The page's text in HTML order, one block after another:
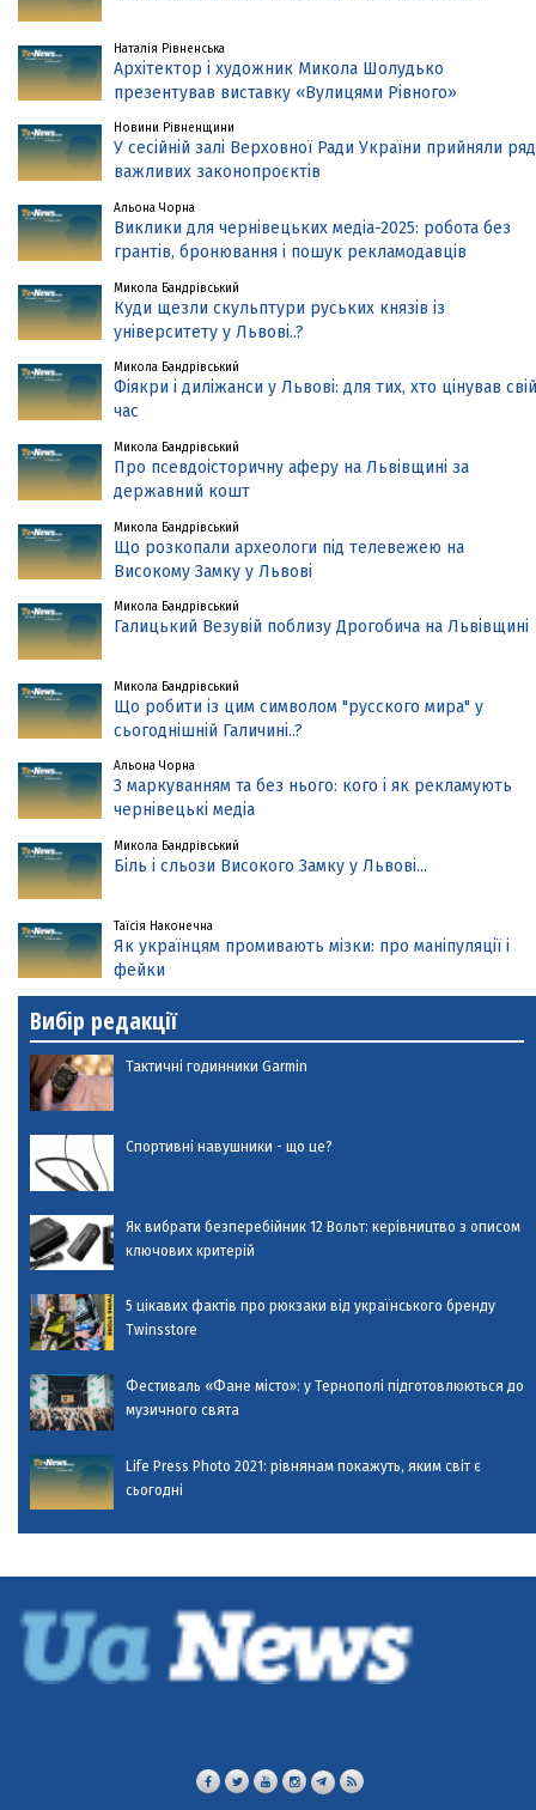
Наталія Рівненська
Архітектор і художник Микола Шолудько
презентував виставку «Вулицями Рівного»
Новини Рівненщини
У сесійній залі Верховної Ради України прийняли ряд
важливих законопроєктів
Альона Чорна
Виклики для чернівецьких медіа-2025: робота без
грантів, бронювання і пошук рекламодавців
Микола Бандрівський
Куди щезли скульптури руських князів із
університету у Львові..?
Микола Бандрівський
Фіякри і диліжанси у Львові: для тих, хто цінував свій
час
Микола Бандрівський
Про псевдоісторичну аферу на Львівщині за
державний кошт
Микола Бандрівський
Що розкопали археологи під телевежею на
Високому Замку у Львові
Микола Бандрівський
Галицький Везувій поблизу Дрогобича на Львівщині
Микола Бандрівський
Що робити із цим символом "русского мира" у
сьогоднішній Галичині..?
Альона Чорна
З маркуванням та без нього: кого і як рекламують
чернівецькі медіа
Микола Бандрівський
Біль і сльози Високого Замку у Львові...
Таїсія Наконечна
Як українцям промивають мізки: про маніпуляції і
фейки
Вибір редакції
Тактичні годинники Garmin
Спортивні навушники - що це?
Як вибрати безперебійник 12 Вольт: керівництво з описом
ключових критерій
5 цікавих фактів про рюкзаки від українського бренду
Twinsstore
Фестиваль «Фане місто»: у Тернополі підготовлюються до
музичного свята
Life Press Photo 2021: рівнянам покажуть, яким світ є
сьогодні